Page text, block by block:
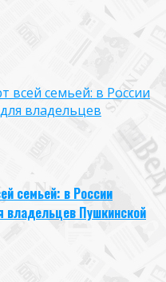
всей семьей: в России
владельцев
семьей: в России
владельцев Пушкинской